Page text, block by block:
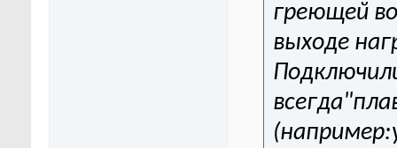
греющей
выходе